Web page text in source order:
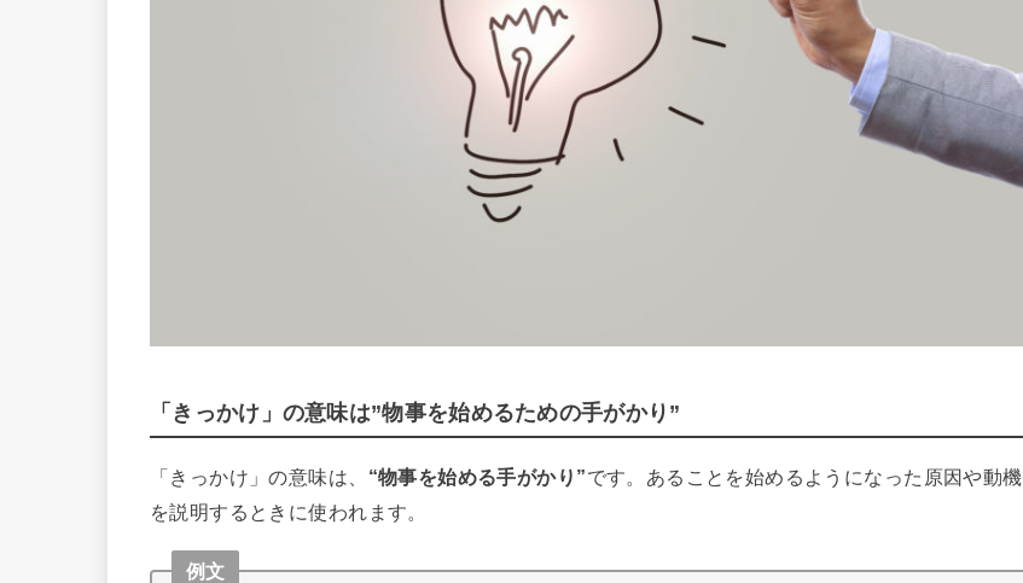
「きっかけ」の意味は”物事を始めるための手がかり”
「きっかけ」の意味は、 “物事を始める手がかり”です。あることを始めるようになった原因や動機
を説明するときに使われます。
例文